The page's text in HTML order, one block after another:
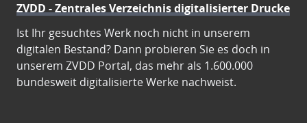
ZVDD - Zentrales Verzeichnis digitalisierter Drucke
Ist Ihr gesuchtes Werk noch nicht in unserem
digitalen Bestand? Dann probieren Sie es doch in
unserem ZVDD Portal, das mehr als 1.600.000
bundesweit digitalisierte Werke nachweist.